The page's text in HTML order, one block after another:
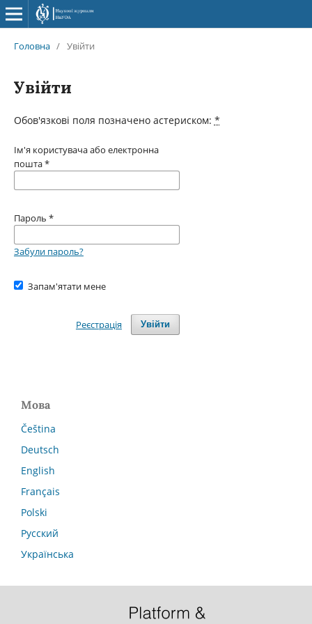
Головна / Увійти
Увійти
Обов'язкові поля позначено астериском: *
Ім'я користувача або електронна
пошта*
Пароль *
Забули пароль?
Запам'ятати мене
Увійти
Реєстрація
Мова
Čeština
Deutsch
English
Français
Polski
Русский
Українська